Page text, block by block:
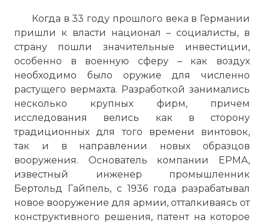
Когда в 33 году прошлого века в Германии
пришли к власти национал – социалисты, в
страну пошли значительные инвестиции,
особенно в военную сферу – как воздух
необходимо было оружие для численно
растущего вермахта. Разработкой занимались
несколько крупных фирм, причем
исследования велись как в сторону
традиционных для того времени винтовок,
так и в направлении новых образцов
вооружения. Основатель компании ЕРМА,
известный инженер промышленник
Бертольд Гайпель, с 1936 года разрабатывал
новое вооружение для армии, отталкиваясь от
конструктивного решения, патент на которое